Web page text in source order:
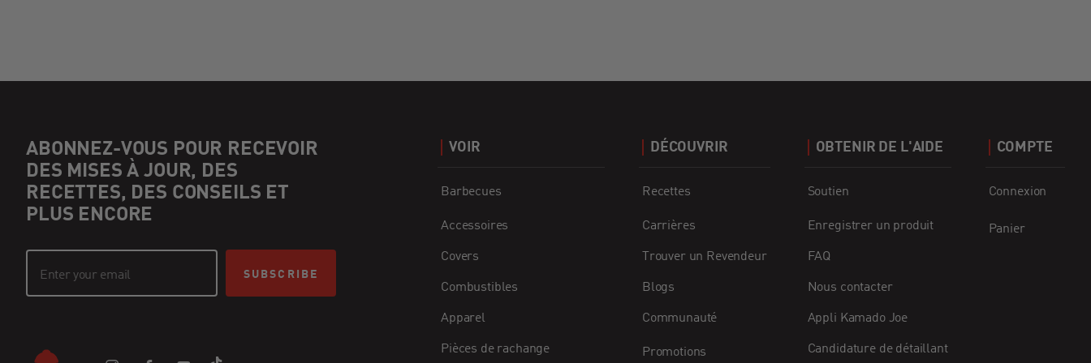
ABONNEZ-VOUS POUR RECEVOIR
DES MISES À JOUR, DES
RECETTES, DES CONSEILS ET
PLUS ENCORE
SUBSCRIBE
VOIR
Barbecues
Accessoires
Covers
Combustibles
Apparel
Pièces de rachange
DÉCOUVRIR
Recettes
Carrières
Trouver un Revendeur
Blogs
Communauté
Promotions
OBTENIR DE L'AIDE
Soutien
Enregistrer un produit
FAQ
Nous contacter
Appli Kamado Joe
Candidature de détaillant
COMPTE
Connexion
Panier